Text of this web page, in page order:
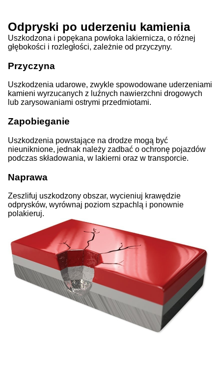
Odpryski po uderzeniu kamienia
Uszkodzona i popękana powłoka lakiernicza, o różnej
głębokości i rozległości, zależnie od przyczyny.
Przyczyna
Uszkodzenia udarowe, zwykle spowodowane uderzeniami
kamieni wyrzucanych z luźnych nawierzchni drogowych
lub zarysowaniami ostrymi przedmiotami.
Zapobieganie
Uszkodzenia powstające na drodze mogą być
nieuniknione, jednak należy zadbać o ochronę pojazdów
podczas składowania, w lakierni oraz w transporcie.
Naprawa
Zeszlifuj uszkodzony obszar, wycieniuj krawędzie
odprysków, wyrównaj poziom szpachlą i ponownie
polakieruj.